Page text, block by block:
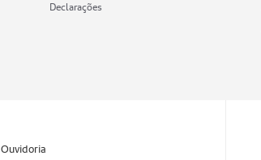
Declarações
Ouvidoria